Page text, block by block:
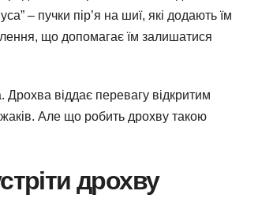
– пучки пір’я на шиї, які додають їм
що допомагає їм залишатися
віддає перевагу відкритим
Але що робить дрохву такою
дрохву